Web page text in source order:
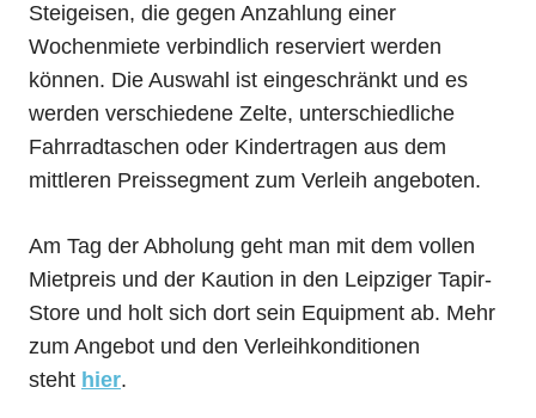
Steigeisen, die gegen Anzahlung einer
Wochenmiete verbindlich reserviert werden
können. Die Auswahl ist eingeschränkt und es
werden verschiedene Zelte, unterschiedliche
Fahrradtaschen oder Kindertragen aus dem
mittleren Preissegment zum Verleih angeboten.
Am Tag der Abholung geht man mit dem vollen
Mietpreis und der Kaution in den Leipziger Tapir-
Store und holt sich dort sein Equipment ab. Mehr
zum Angebot und den Verleihkonditionen
steht hier.